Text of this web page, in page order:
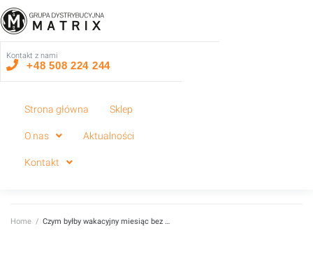
Strona główna Sklep
O nas Aktualności
Kontakt
Kontakt z nami
+48 508 224 244
Home / Czym byłby wakacyjny miesiąc bez …